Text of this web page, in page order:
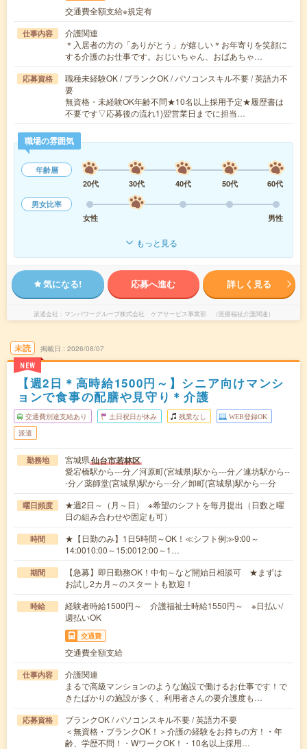
交通費全額支給※規定有
仕事内容
介護関連
＊入居者の方の「ありがとう」が嬉しい＊お年寄りを笑顔に
する介護のお仕事です。おじいちゃん、おばあちゃ…
応募資格
職種未経験OK / ブランクOK / パソコンスキル不要 / 英語力不
要
無資格・未経験OK年齢不問★10名以上採用予定★履歴書は
不要です▽応募後の流れ1)翌営業日までに担当…
職場の雰囲気
年齢層
20代
30代 40代 50代
60代
男女比率
女性
男性
もっと見る
気になる! 応募へ進む 詳しく見る
派遣会社 マンパワーグループ株式会社 ケアサービス事業部 （医療福祉介護関連）
未読
NEW
掲載日 2026/08/07
【週2日＊高時給1500円～】シニア向けマンシ
ョンで食事の配膳や見守り＊介護
交通費別途支給あり 土日祝日が休み 残業なし WEB登録OK
派遣
勤務地 宮城県仙台市若林区
愛宕橋駅から---分／河原町(宮城県)駅から---分／連坊駅から--
-分／薬師堂(宮城県)駅から---分／卸町(宮城県)駅から---分
曜日頻度
★週2日～（月～日） ※希望のシフトを毎月提出（日数と曜
日の組み合わせや固定も可）
時間
★【日勤のみ】1日5時間～OK！≪シフト例≫9:00～
14:0010:00～15:0012:00～1…
期間
【急募】即日勤務OK！中旬～など開始日相談可 ★まずは
お試し2カ月～のスタートも歓迎！
時給
経験者時給1500円～ 介護福祉士時給1550円～ ※日払い/
週払いOK
交通費
交通費全額支給
仕事内容
介護関連
まるで高級マンションのような施設で働けるお仕事です！で
きたばかりの施設が多く、利用者さんの要介護度も…
応募資格
ブランクOK / パソコンスキル不要 / 英語力不要
＜無資格・ブランクOK！＞介護の経験をお持ちの方！・年
齢、学歴不問！・WワークOK！・10名以上採用…